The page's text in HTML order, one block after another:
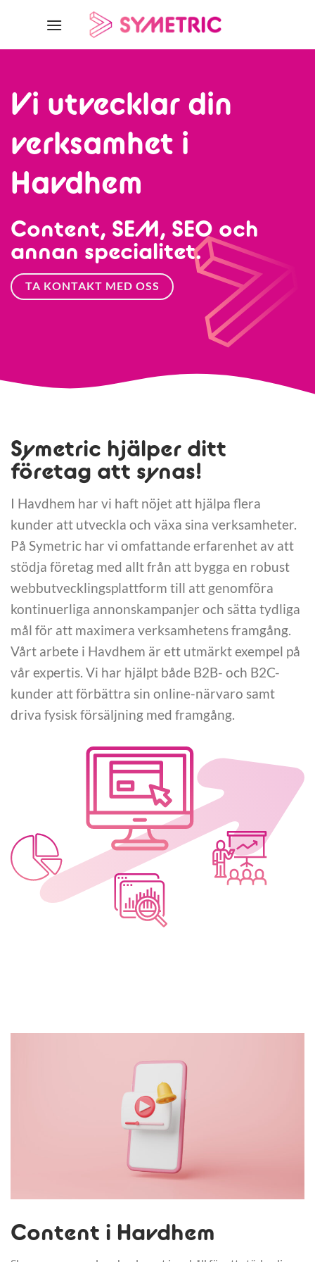
Vi utvecklar din
verksamhet i
Havdhem
Content, SEM, SEO och
annan specialitet.
TA KONTAKT MED OSS
Symetric hjälper ditt
företag att synas!
I Havdhem har vi haft nöjet att hjälpa flera
kunder att utveckla och växa sina verksamheter.
På Symetric har vi omfattande erfarenhet av att
stödja företag med allt från att bygga en robust
webbutvecklingsplattform till att genomföra
kontinuerliga annonskampanjer och sätta tydliga
mål för att maximera verksamhetens framgång.
Vårt arbete i Havdhem är ett utmärkt exempel på
vår expertis. Vi har hjälpt både B2B- och B2C-
kunder att förbättra sin online-närvaro samt
driva fysisk försäljning med framgång.
Content i Havdhem